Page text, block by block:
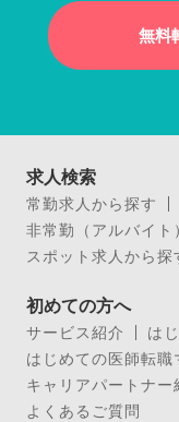
無料
求人検索
常勤求人から探す
非常勤（アルバイト
スポット求人から探
初めての方へ
サービス紹介
は
はじめての医師転職
キャリアパートナー
よくあるご質問